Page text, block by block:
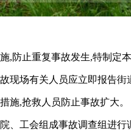
,防止重复事故发生,特制定本
场有关人员应立即报告街
施,抢救人员防止事故扩大。
、工会组成事故调查组进行